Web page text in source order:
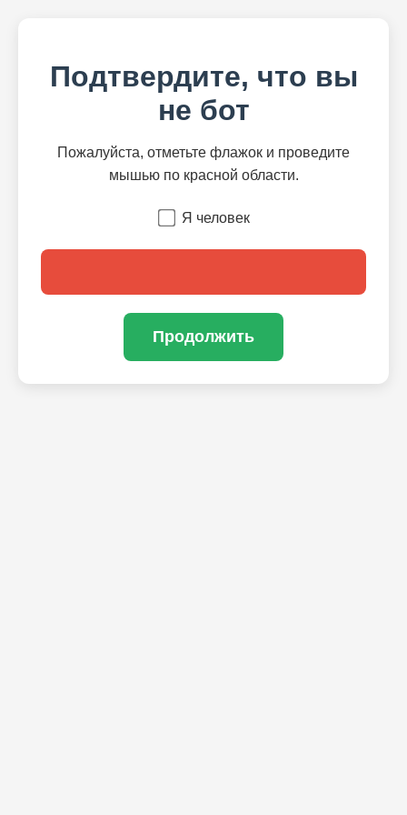
Подтвердите, что вы
не бот
Пожалуйста, отметьте флажок и проведите
мышью по красной области.
Я человек
Продолжить